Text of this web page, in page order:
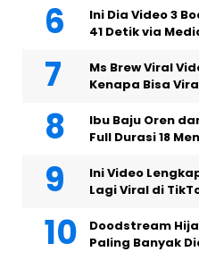
Ini Dia Video 3
41 Detik via
Ms Brew Viral
Kenapa Bisa
Ibu Baju Oren
Full Durasi 18
Ini Video
Lagi Viral di
Doodstream
Paling Banyak